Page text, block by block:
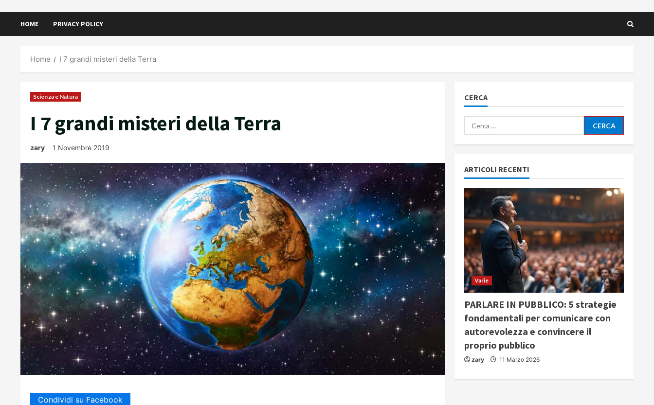
HOME PRIVACY POLICY
Home I 7 grandi misteri della Terra
Scienza e Natura
I 7 grandi misteri della Terra
zary 1 Novembre 2019
Condividi su Facebook
CERCA
Ricerca
per:
ARTICOLI RECENTI
Varie
PARLARE IN PUBBLICO: 5 strategie
fondamentali per comunicare con
autorevolezza e convincere il
proprio pubblico
zary 11 Marzo 2026